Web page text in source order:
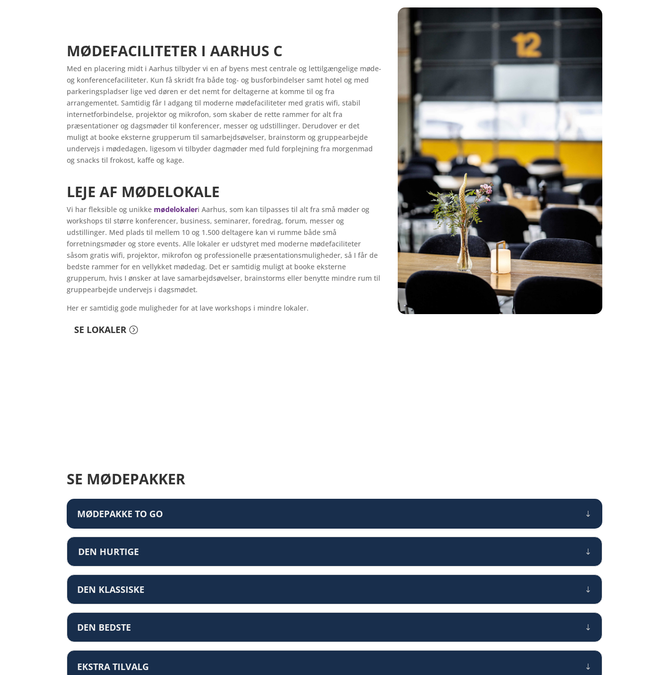
MØDEFACILITETER I AARHUS C
Med en placering midt i Aarhus tilbyder vi en af byens mest centrale og lettilgængelige møde-
og konferencefaciliteter. Kun få skridt fra både tog- og busforbindelser samt hotel og med
parkeringspladser lige ved døren er det nemt for deltagerne at komme til og fra
arrangementet. Samtidig får I adgang til moderne mødefaciliteter med gratis wifi, stabil
internetforbindelse, projektor og mikrofon, som skaber de rette rammer for alt fra
præsentationer og dagsmøder til konferencer, messer og udstillinger. Derudover er det
muligt at booke eksterne grupperum til samarbejdsøvelser, brainstorm og gruppearbejde
undervejs i mødedagen, ligesom vi tilbyder dagmøder med fuld forplejning fra morgenmad
og snacks til frokost, kaffe og kage.
LEJE AF MØDELOKALE
Vi har fleksible og unikke mødelokaleri Aarhus, som kan tilpasses til alt fra små møder og
workshops til større konferencer, business, seminarer, foredrag, forum, messer og
udstillinger. Med plads til mellem 10 og 1.500 deltagere kan vi rumme både små
forretningsmøder og store events. Alle lokaler er udstyret med moderne mødefaciliteter
såsom gratis wifi, projektor, mikrofon og professionelle præsentationsmuligheder, så I får de
bedste rammer for en vellykket mødedag. Det er samtidig muligt at booke eksterne
grupperum, hvis I ønsker at lave samarbejdsøvelser, brainstorms eller benytte mindre rum til
gruppearbejde undervejs i dagsmødet.
Her er samtidig gode muligheder for at lave workshops i mindre lokaler.
SE LOKALER
SE MØDEPAKKER
MØDEPAKKE TO GO
DEN HURTIGE
DEN KLASSISKE
DEN BEDSTE
EKSTRA TILVALG